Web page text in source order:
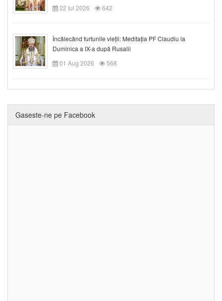
22 Iul 2026
642
Încălecând furtunile vieții: Meditația PF Claudiu la
Duminica a IX-a după Rusalii
01 Aug 2026
568
Gaseste-ne pe Facebook